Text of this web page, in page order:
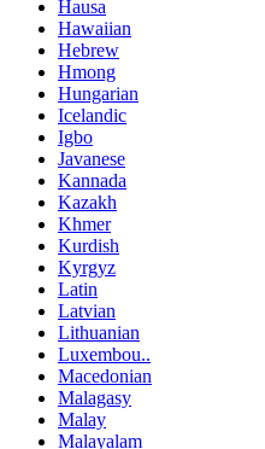
Hausa
Hawaiian
Hebrew
Hmong
Hungarian
Icelandic
Igbo
Javanese
Kannada
Kazakh
Khmer
Kurdish
Kyrgyz
Latin
Latvian
Lithuanian
Luxembou..
Macedonian
Malagasy
Malay
Malayalam